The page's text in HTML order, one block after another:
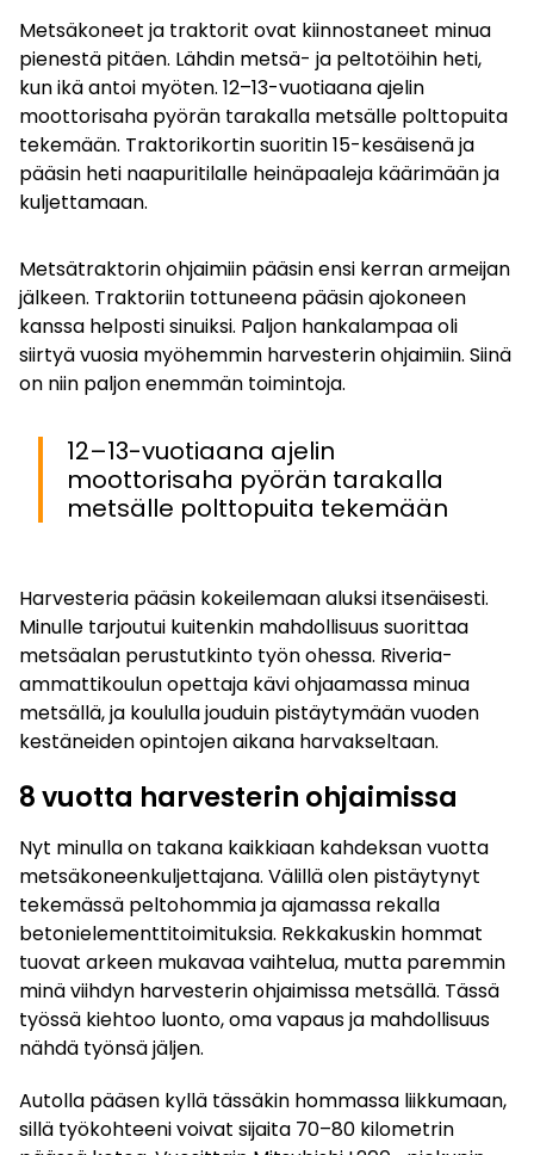
Metsäkoneet ja traktorit ovat kiinnostaneet minua
pienestä pitäen. Lähdin metsä- ja peltotöihin heti,
kun ikä antoi myöten. 12–13-vuotiaana ajelin
moottorisaha pyörän tarakalla metsälle polttopuita
tekemään. Traktorikortin suoritin 15-kesäisenä ja
pääsin heti naapuritilalle heinäpaaleja käärimään ja
kuljettamaan.
Metsätraktorin ohjaimiin pääsin ensi kerran armeijan
jälkeen. Traktoriin tottuneena pääsin ajokoneen
kanssa helposti sinuiksi. Paljon hankalampaa oli
siirtyä vuosia myöhemmin harvesterin ohjaimiin. Siinä
on niin paljon enemmän toimintoja.
12–13-vuotiaana ajelin
moottorisaha pyörän tarakalla
metsälle polttopuita tekemään
Harvesteria pääsin kokeilemaan aluksi itsenäisesti.
Minulle tarjoutui kuitenkin mahdollisuus suorittaa
metsäalan perustutkinto työn ohessa. Riveria-
ammattikoulun opettaja kävi ohjaamassa minua
metsällä, ja koululla jouduin pistäytymään vuoden
kestäneiden opintojen aikana harvakseltaan.
8 vuotta harvesterin ohjaimissa
Nyt minulla on takana kaikkiaan kahdeksan vuotta
metsäkoneenkuljettajana. Välillä olen pistäytynyt
tekemässä peltohommia ja ajamassa rekalla
betonielementtitoimituksia. Rekkakuskin hommat
tuovat arkeen mukavaa vaihtelua, mutta paremmin
minä viihdyn harvesterin ohjaimissa metsällä. Tässä
työssä kiehtoo luonto, oma vapaus ja mahdollisuus
nähdä työnsä jäljen.
Autolla pääsen kyllä tässäkin hommassa liikkumaan,
sillä työkohteeni voivat sijaita 70–80 kilometrin